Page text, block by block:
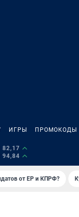
ИГРЫ ПРОМОКОДЫ
82,17
94,84
от ЕР и КПРФ?